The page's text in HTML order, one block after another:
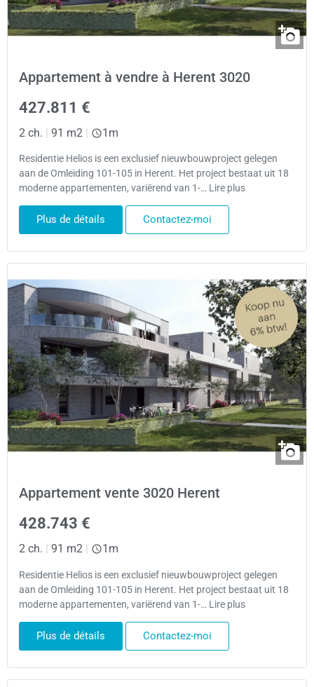
Appartement à vendre à Herent 3020
427.811 €
2 ch. | 91 m2 | 1m
Residentie Helios is een exclusief nieuwbouwproject gelegen
aan de Omleiding 101-105 in Herent. Het project bestaat uit 18
moderne appartementen, variërend van 1-… Lire plus
Plus de détails Contactez-moi
Appartement vente 3020 Herent
428.743 €
2 ch. 91 m2 1m
Residentie Helios is een exclusief nieuwbouwproject gelegen
aan de Omleiding 101-105 in Herent. Het project bestaat uit 18
moderne appartementen, variërend van 1-… Lire plus
Plus de détails Contactez-moi